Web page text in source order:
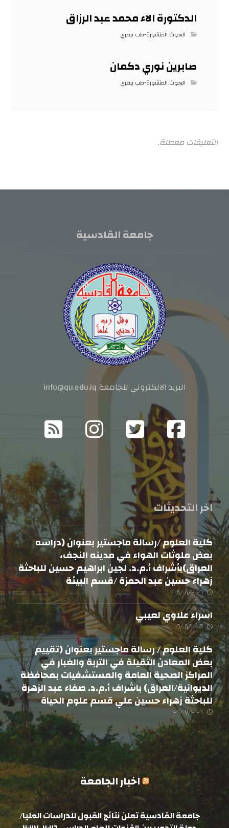
الدكتورة الاء محمد عبد الرزاق
البحوث المنشورة-طب بيطري
صابرين نوري دكمان
البحوث المنشورة-طب بيطري
التعليقات معطلة.
جامعة القادسية
البريد الالكتروني للجامعة info@qu.edu.iq
اخر التحديثات
كلية العلوم /رسالة ماجستير بعنوان (دراسه
بعض ملوثات الهواء في مدينه النجف،
العراق)بأشراف أ.م.د. لجين ابراهيم حسين للباحثة
زهراء حسين عبد الحمزة /قسم البيئة
٠٨/٠٨/٢٠٢٦
اسراء علاوي لعيبي
٠٦/٠٨/٢٠٢٦
كلية العلوم / رسالة ماجستير بعنوان (تقييم
بعض المعادن الثقيلة في التربة والغبار في
المراكز الصحية العامة والمستشفيات بمحافظة
الديوانية/العراق) باشراف أ.م.د. صفاء عبد الزهرة
للباحثة زهراء حسين علي قسم علوم الحياة
٢٦/٠٧/٢٠٢٦
اخبار الجامعة
جامعة القادسية تعلن نتائج القبول للدراسات العليا/